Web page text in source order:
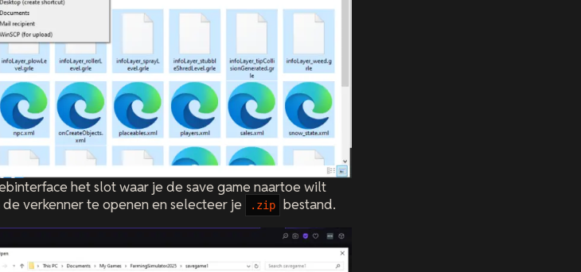
het slot waar je de save game naartoe wilt
de verkenner te openen en selecteer je .zip bestand.